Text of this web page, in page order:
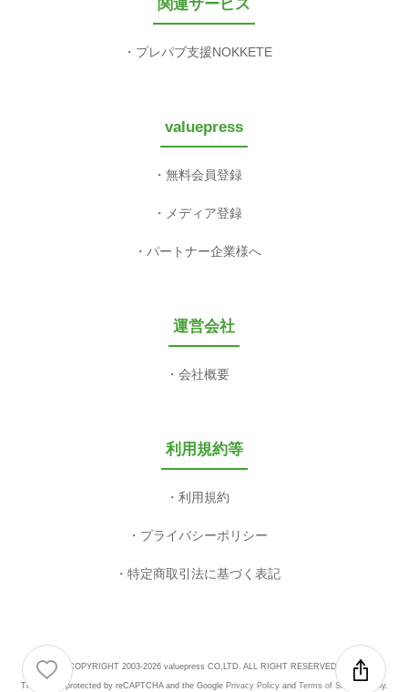
関連サービス
プレパブ支援NOKKETE
valuepress
無料会員登録
メディア登録
パートナー企業様へ
運営会社
会社概要
利用規約等
利用規約
プライバシーポリシー
特定商取引法に基づく表記
COPYRIGHT 2003-2026 valuepress CO,LTD. ALL RIGHT RESERVED.
This site is protected by reCAPTCHA and the Google Privacy Policyand Terms of Service apply.